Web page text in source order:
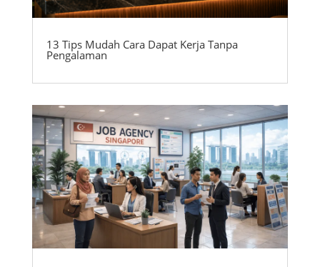
13 Tips Mudah Cara Dapat Kerja Tanpa
Pengalaman